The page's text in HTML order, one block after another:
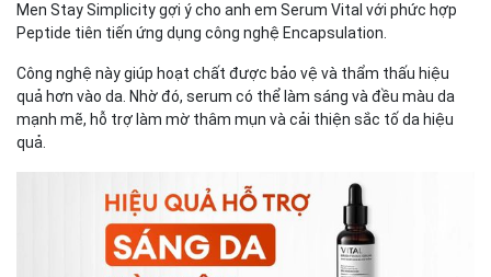
Men Stay Simplicity gợi ý cho anh em Serum Vital với phức hợp
Peptide tiên tiến ứng dụng công nghệ Encapsulation.
Công nghệ này giúp hoạt chất được bảo vệ và thẩm thấu hiệu
quả hơn vào da. Nhờ đó, serum có thể làm sáng và đều màu da
mạnh mẽ, hỗ trợ làm mờ thâm mụn và cải thiện sắc tố da hiệu
quả.